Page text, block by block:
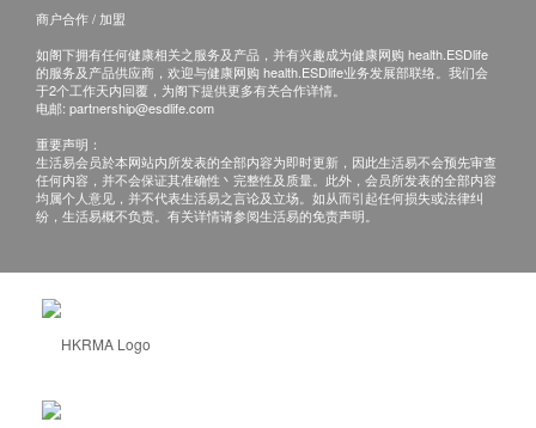
商户合作 / 加盟
如阁下拥有任何健康相关之服务及产品，并有兴趣成为健康网购 health.ESDlife
的服务及产品供应商，欢迎与健康网购 health.ESDlife业务发展部联络。我们会
于2个工作天内回覆，为阁下提供更多有关合作详情。
电邮: partnership@esdlife.com
重要声明：
生活易会员於本网站内所发表的全部内容为即时更新，因此生活易不会预先审查
任何内容，并不会保证其准确性丶完整性及质量。此外，会员所发表的全部内容
均属个人意见，并不代表生活易之言论及立场。如从而引起任何损失或法律纠
纷，生活易概不负责。有关详情请参阅生活易的免责声明。